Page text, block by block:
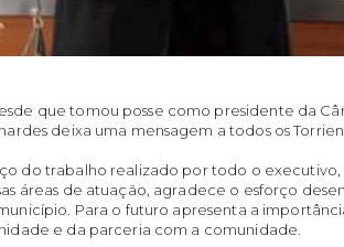
que tomou posse como presidente da
deixa uma mensagem a todos os
do trabalho realizado por todo o executivo,
áreas de atuação, agradece o esforço
Para o futuro apresenta a
e da parceria com a comunidade.